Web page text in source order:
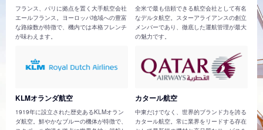
フランス、パリに拠点を置く大手航空会社
エールフランス。ヨーロッパ地域への豊富
な路線数が特徴で、機内では本格フレンチ
が味わえます。
全米で最も信頼できる航空会社として有名
なデルタ航空。スターアライアンスの創立
メンバーであり、徹底した運航管理が最大
の魅力です。
KLMオランダ航空
1919年に設立された歴史あるKLMオラン
ダ航空。鮮やかなブルーの機体が特徴で、
カタール航空
中東だけでなく、世界的ブランド力を誇る
カタール航空。常に業界をリードする存在